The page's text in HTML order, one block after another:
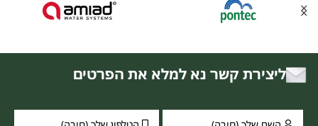
ליצירת קשר נא למלא את הפרטים